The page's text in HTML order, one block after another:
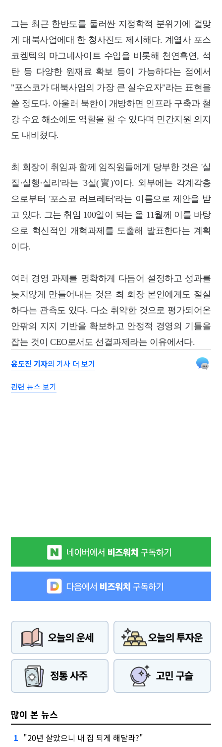
그는 최근 한반도를 둘러싼 지정학적 분위기에 걸맞
게 대북사업에대 한 청사진도 제시해다. 계열사 포스
코켐텍의 마그네사이트 수입을 비롯해 천연흑연, 석
탄 등 다양한 원재료 확보 등이 가능하다는 점에서
"포스코가 대북사업의 가장 큰 실수요자"라는 표현을
쓸 정도다. 아울러 북한이 개방하면 인프라 구축과 철
강 수요 해소에도 역할을 할 수 있다며 민간지원 의지
도 내비쳤다.
최 회장이 취임과 함께 임직원들에게 당부한 것은 '실
질·실행·실리'라는 '3실(實)'이다. 외부에는 각계각층
으로부터 '포스코 러브레터'라는 이름으로 제안을 받
고 있다. 그는 취임 100일이 되는 올 11월께 이를 바탕
으로 혁신적인 개혁과제를 도출해 발표한다는 계획
이다.
여러 경영 과제를 명확하게 다듬어 설정하고 성과를
늦지않게 만들어내는 것은 최 회장 본인에게도 절실
하다는 관측도 있다. 다소 취약한 것으로 평가되어온
안팎의 지지 기반을 확보하고 안정적 경영의 기틀을
잡는 것이 CEO로서도 선결과제라는 이유에서다.
윤도진 기자의 기사 더 보기
관련 뉴스 보기
많이 본 뉴스
1 "20년 살았으니 내 집 되게 해달라?"